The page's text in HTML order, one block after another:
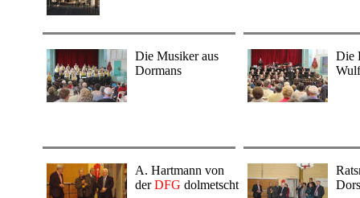
Die Musiker aus
Dormans
Die
A. Hartmann von
derDFG dolmetscht